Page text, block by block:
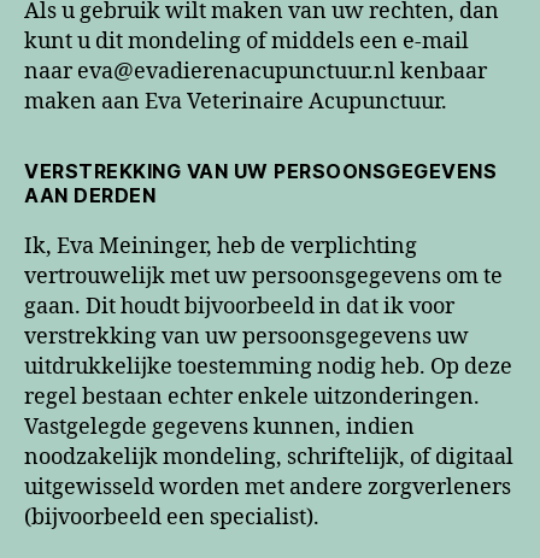
Als u gebruik wilt maken van uw rechten, dan
kunt u dit mondeling of middels een e-mail
naar eva@evadierenacupunctuur.nl kenbaar
maken aan Eva Veterinaire Acupunctuur.
VERSTREKKING VAN UW PERSOONSGEGEVENS
AAN DERDEN
Ik, Eva Meininger, heb de verplichting
vertrouwelijk met uw persoonsgegevens om te
gaan. Dit houdt bijvoorbeeld in dat ik voor
verstrekking van uw persoonsgegevens uw
uitdrukkelijke toestemming nodig heb. Op deze
regel bestaan echter enkele uitzonderingen.
Vastgelegde gegevens kunnen, indien
noodzakelijk mondeling, schriftelijk, of digitaal
uitgewisseld worden met andere zorgverleners
(bijvoorbeeld een specialist).